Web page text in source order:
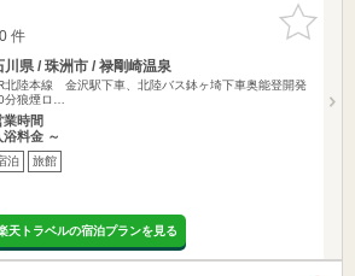
お気に入
りに追加
件
川県 / 珠洲市 / 禄剛崎温泉
北陸本線 金沢駅下車、北陸バス鉢ヶ埼下車奥能登開発
分狼煙ロ…
業時間
浴料金 ～
泊 旅館
天トラベルの宿泊プランを見る